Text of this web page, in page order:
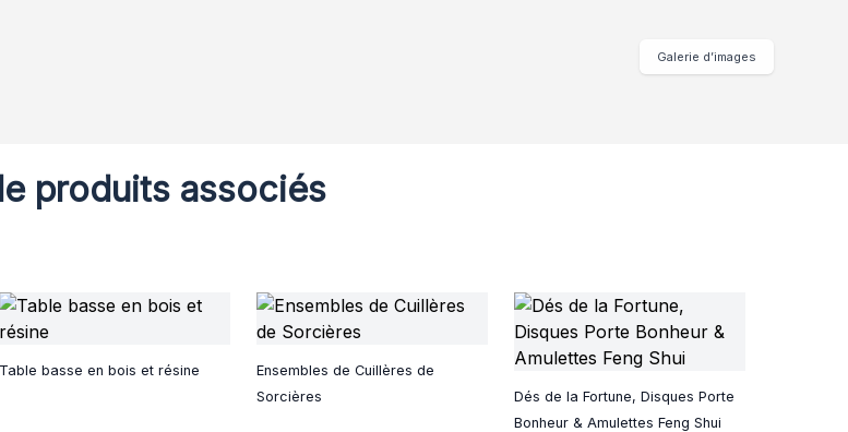
Galerie d’images
produits associés
Table basse en bois et résine
Ensembles de Cuillères de
Sorcières
Dés de la Fortune, Disques Porte
Bonheur & Amulettes Feng Shui